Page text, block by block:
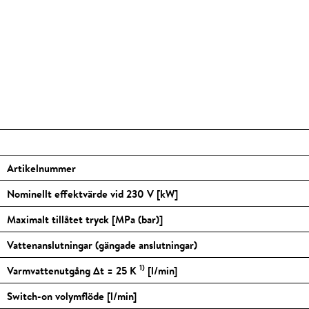
Artikelnummer
Nominellt effektvärde vid 230 V [kW]
Maximalt tillåtet tryck [MPa (bar)]
Vattenanslutningar (gängade anslutningar)
Varmvattenutgång Δt = 25 K 1) [l/min]
Switch-on volymflöde [l/min]